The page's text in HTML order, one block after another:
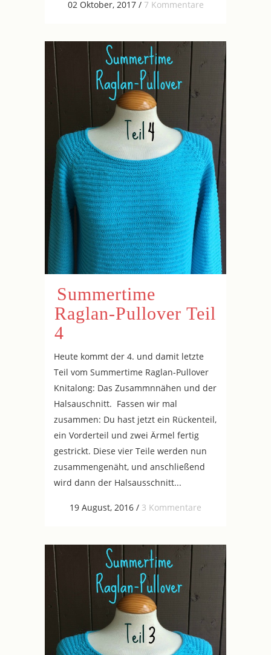
02 Oktober, 2017/ 7 Kommentare
Summertime
Raglan-Pullover Teil
4
Heute kommt der 4. und damit letzte
Teil vom Summertime Raglan-Pullover
Knitalong: Das Zusammnnähen und der
Halsauschnitt. Fassen wir mal
zusammen: Du hast jetzt ein Rückenteil,
ein Vorderteil und zwei Ärmel fertig
gestrickt. Diese vier Teile werden nun
zusammengenäht, und anschließend
wird dann der Halsausschnitt...
19 August, 2016 / 3 Kommentare